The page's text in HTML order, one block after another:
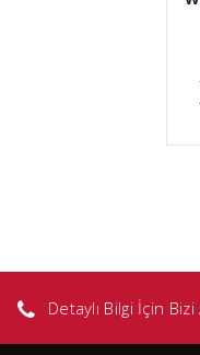
Detaylı Bilgi İçin Bizi